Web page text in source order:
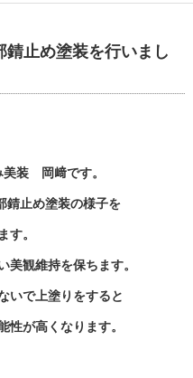
止め塗装を行いまし
装 岡﨑です。
錆止め塗装の様子を
す。
観維持を保ちます。
いで上塗りをすると
が高くなります。